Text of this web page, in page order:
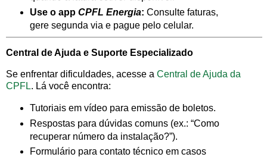
Use o app CPFL Energia: Consulte faturas,
gere segunda via e pague pelo celular.
Central de Ajuda e Suporte Especializado
Se enfrentar dificuldades, acesse a Central de Ajuda da
CPFL. Lá você encontra:
Tutoriais em vídeo para emissão de boletos.
Respostas para dúvidas comuns (ex.: “Como
recuperar número da instalação?”).
Formulário para contato técnico em casos